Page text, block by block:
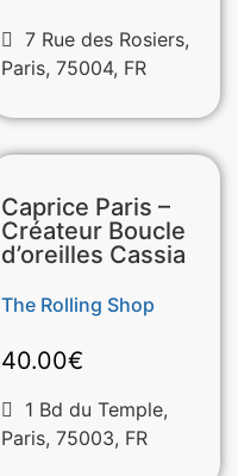
7 Rue des Rosiers,
Paris, 75004, FR
Caprice Paris –
Créateur Boucle
d’oreilles Cassia
The Rolling Shop
40.00€
1 Bd du Temple,
Paris, 75003, FR